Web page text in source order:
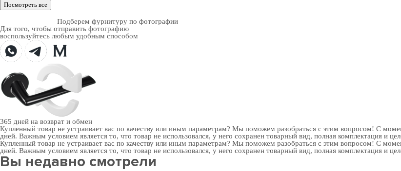
Посмотреть все
Подберем фурнитуру по фотографии
Для того, чтобы отправить фотографию
воспользуйтесь любым удобным способом
365 дней на возврат и обмен
Купленный товар не устраивает вас по качеству или иным параметрам? Мы поможем разобраться с этим вопросом! С
дней. Важным условием является то, что товар не использовался, у него сохранен товарный вид, полная комплектация и
Купленный товар не устраивает вас по качеству или иным параметрам? Мы поможем разобраться с этим вопросом! С
дней. Важным условием является то, что товар не использовался, у него сохранен товарный вид, полная комплектация и
Вы недавно смотрели